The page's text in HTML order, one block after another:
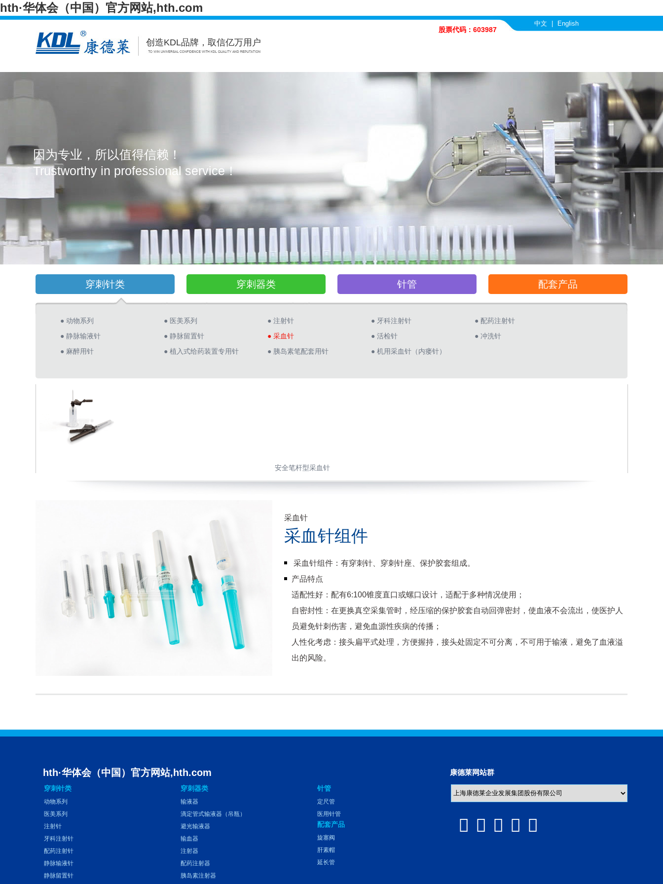
hth·华体会（中国）官方网站,hth.com
创造KDL品牌，取信亿万用户
中文 English
股票代码：603987
Hth·华体会（中国）官方网站,hth.com 行业优势
因为专业，所以值得信赖！
Trustworthy in professional service！
穿刺针类 穿刺器类 针管 配套产品
● 动物系列 ● 医美系列 ● 注射针 ● 牙科注射针
● 配药注射针
● 静脉输液针
● 静脉留置针 ● 采血针 ● 活检针
● 冲洗针
● 麻醉用针
● 植入式给药装置专用针 ● 胰岛素笔配套用针 ● 机用采血针（内瘘针）
安全笔杆型采血针
采血针
采血针组件
采血针组件：有穿刺针、穿刺针座、保护胶套组成。
产品特点
适配性好：配有6:100锥度直口或螺口设计，适配于多种情况使用；
自密封性：在更换真空采集管时，经压缩的保护胶套自动回弹密封，使血液不会流出，使医护人
员避免针刺伤害，避免血源性疾病的传播；
人性化考虑：接头扁平式处理，方便握持，接头处固定不可分离，不可用于输液，避免了血液溢
出的风险。
hth·华体会（中国）官方网站,hth.com
穿刺针类
动物系列
医美系列
注射针
牙科注射针
配药注射针
静脉输液针
静脉留置针
穿刺器类
输液器
滴定管式输液器（吊瓶）
避光输液器
输血器
注射器
配药注射器
胰岛素注射器
针管
定尺管
医用针管
配套产品
旋塞阀
肝素帽
延长管
康德莱网站群
    